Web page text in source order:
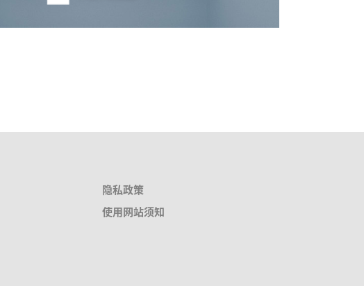
隐私政策
使用网站须知